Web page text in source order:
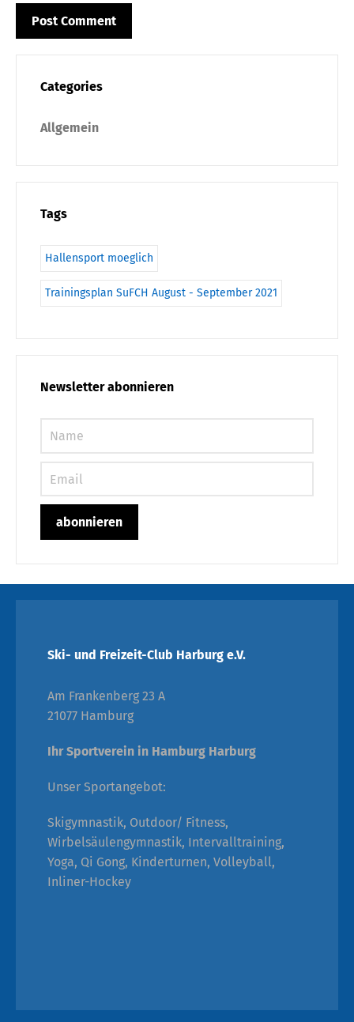
Categories
Allgemein
Tags
Hallensport moeglich
Trainingsplan SuFCH August - September 2021
Newsletter abonnieren
Ski- und Freizeit-Club Harburg e.V.
Am Frankenberg 23 A
21077 Hamburg
Ihr Sportverein in Hamburg Harburg
Unser Sportangebot:
Skigymnastik, Outdoor/ Fitness,
Wirbelsäulengymnastik, Intervalltraining,
Yoga, Qi Gong, Kinderturnen, Volleyball,
Inliner-Hockey